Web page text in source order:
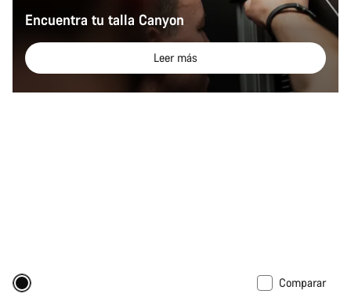
Encuentra tu talla Canyon
Leer más
Comparar